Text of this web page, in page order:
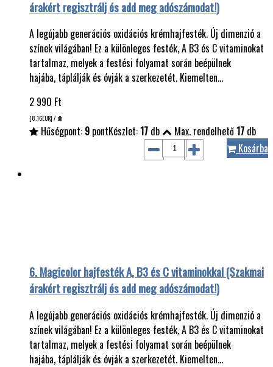
árakért regisztrálj és add meg adószámodat!)
A legújabb generációs oxidációs krémhajfesték. Új dimenzió a
színek világában! Ez a különleges festék, A B3 és C vitaminokat
tartalmaz, melyek a festési folyamat során beépülnek
hajába, táplálják és óvják a szerkezetét. Kiemelten…
2 990 Ft
[8.16EUR] / db
Hűségpont: 9 pontKészlet:17 db Max. rendelhető17 db
Kosárba
6. Magicolor hajfesték A, B3 és C vitaminokkal (Szakmai
árakért regisztrálj és add meg adószámodat!)
A legújabb generációs oxidációs krémhajfesték. Új dimenzió a
színek világában! Ez a különleges festék, A B3 és C vitaminokat
tartalmaz, melyek a festési folyamat során beépülnek
hajába, táplálják és óvják a szerkezetét. Kiemelten…